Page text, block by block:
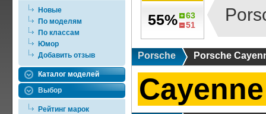
Новые
По моделям
По классам
Юмор
Добавить отзыв
Каталог моделей
Выбор
Рейтинг марок
55%
63
51
Porsche Porsche